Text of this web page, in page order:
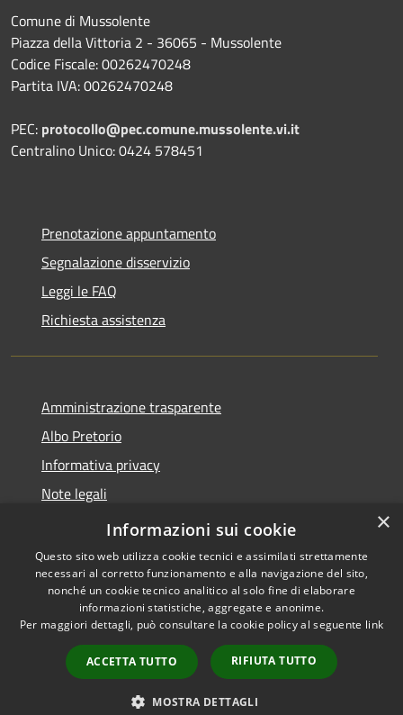
Comune di Mussolente
Piazza della Vittoria 2 - 36065 - Mussolente
Codice Fiscale: 00262470248
Partita IVA: 00262470248
PEC: protocollo@pec.comune.mussolente.vi.it
Centralino Unico: 0424 578451
Prenotazione appuntamento
Segnalazione disservizio
Leggi le FAQ
Richiesta assistenza
Amministrazione trasparente
Albo Pretorio
Informativa privacy
Note legali
Dichiarazione di accessibilità
Accessibilità
Copyright © 2026 • Comune di
Mussolente • Powered by
Municipium•
Accesso
redazione
×
Informazioni sui cookie
Questo sito web utilizza cookie tecnici e assimilati strettamente
necessari al corretto funzionamento e alla navigazione del sito,
nonché un cookie tecnico analitico al solo fine di elaborare
informazioni statistiche, aggregate e anonime.
Per maggiori dettagli, può consultare la cookie policy al seguente link
ACCETTA TUTTO RIFIUTA TUTTO
MOSTRA DETTAGLI